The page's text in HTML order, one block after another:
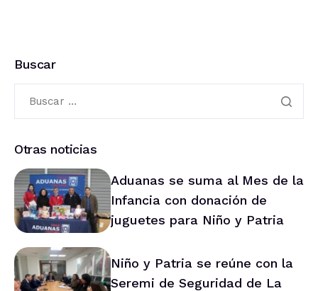
Buscar
Otras noticias
Aduanas se suma al Mes de la
Infancia con donación de
juguetes para Niño y Patria
Niño y Patria se reúne con la
Seremi de Seguridad de La